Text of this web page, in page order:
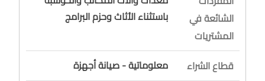
الشائعة في
المشتريات
باستثناء الأثاث وحزم البرامج
قطاع الشراء
معلوماتية - صيانة أجهزة